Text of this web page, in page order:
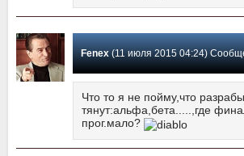
Fenex(11 июля 2015 04:24) Сообщение
Что то я не пойму,что
тянут:альфа,бета.....,где
прог.мало?